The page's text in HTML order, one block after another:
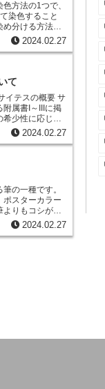
方法の1つで、
染色すること
め分ける方法で
定の成分を強調
ッチ
る色で染め分
手順が比較的
用されていま
織の構造を詳
また、特定の成
機能や病態を理
整することが重
切に保存するこ
2024.02.27
て
附属書I～IIIに掲
希少性に応じ
規制を定めた制
法に取引され
生動植物種の国
に発効された国
れのある野生
の保全を目的
書Iには、絶滅の
書IIには、絶滅の
いる。附属書III
2024.02.27
の一種です。
ポスターカラー
よりもコシがあ
のに適していま
あり、広い面
硬い筆はアク
2024.02.27